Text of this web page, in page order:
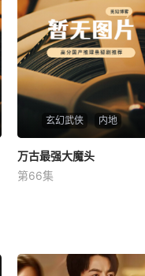
玄幻武侠 内地
万古最强大魔头
未知
万古最强大魔头
第66集